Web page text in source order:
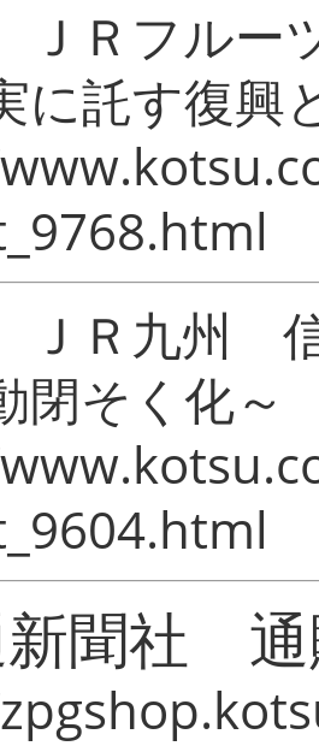
Ｒフルー
に託す復興
Ｒ九州 信
閉そく化～
新聞社